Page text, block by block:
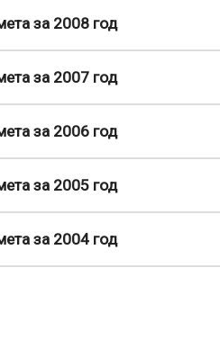
за 2008 год
за 2007 год
за 2006 год
за 2005 год
за 2004 год